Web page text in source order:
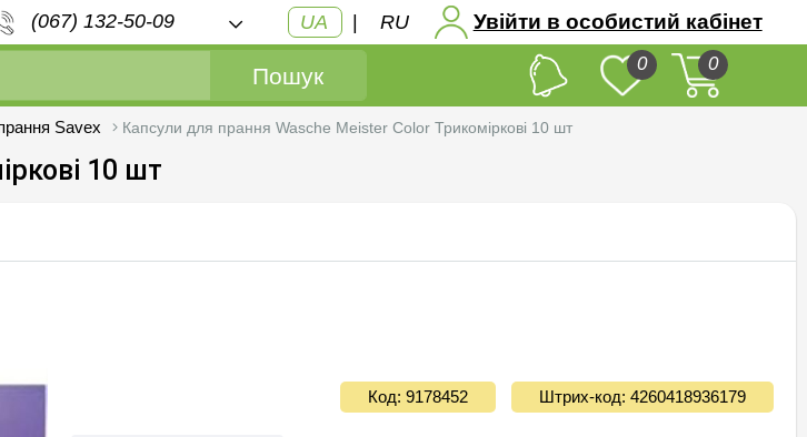
(067) 132-50-09 UA | RU Увійти в особистий кабінет
Пошук 0 0
Savex Капсули для прання Wasche Meister Color Трикоміркові 10 шт
10 шт
Код: 9178452 Штрих-код: 4260418936179